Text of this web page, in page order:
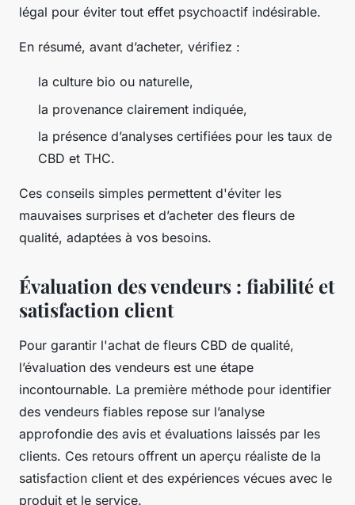
légal pour éviter tout effet psychoactif indésirable.
En résumé, avant d’acheter, vérifiez :
la culture bio ou naturelle,
la provenance clairement indiquée,
la présence d’analyses certifiées pour les taux de
CBD et THC.
Ces conseils simples permettent d'éviter les
mauvaises surprises et d’acheter des fleurs de
qualité, adaptées à vos besoins.
Évaluation des vendeurs : fiabilité et
satisfaction client
Pour garantir l'achat de fleurs CBD de qualité,
l’évaluation des vendeurs est une étape
incontournable. La première méthode pour identifier
des vendeurs fiables repose sur l’analyse
approfondie des avis et évaluations laissés par les
clients. Ces retours offrent un aperçu réaliste de la
satisfaction client et des expériences vécues avec le
produit et le service.